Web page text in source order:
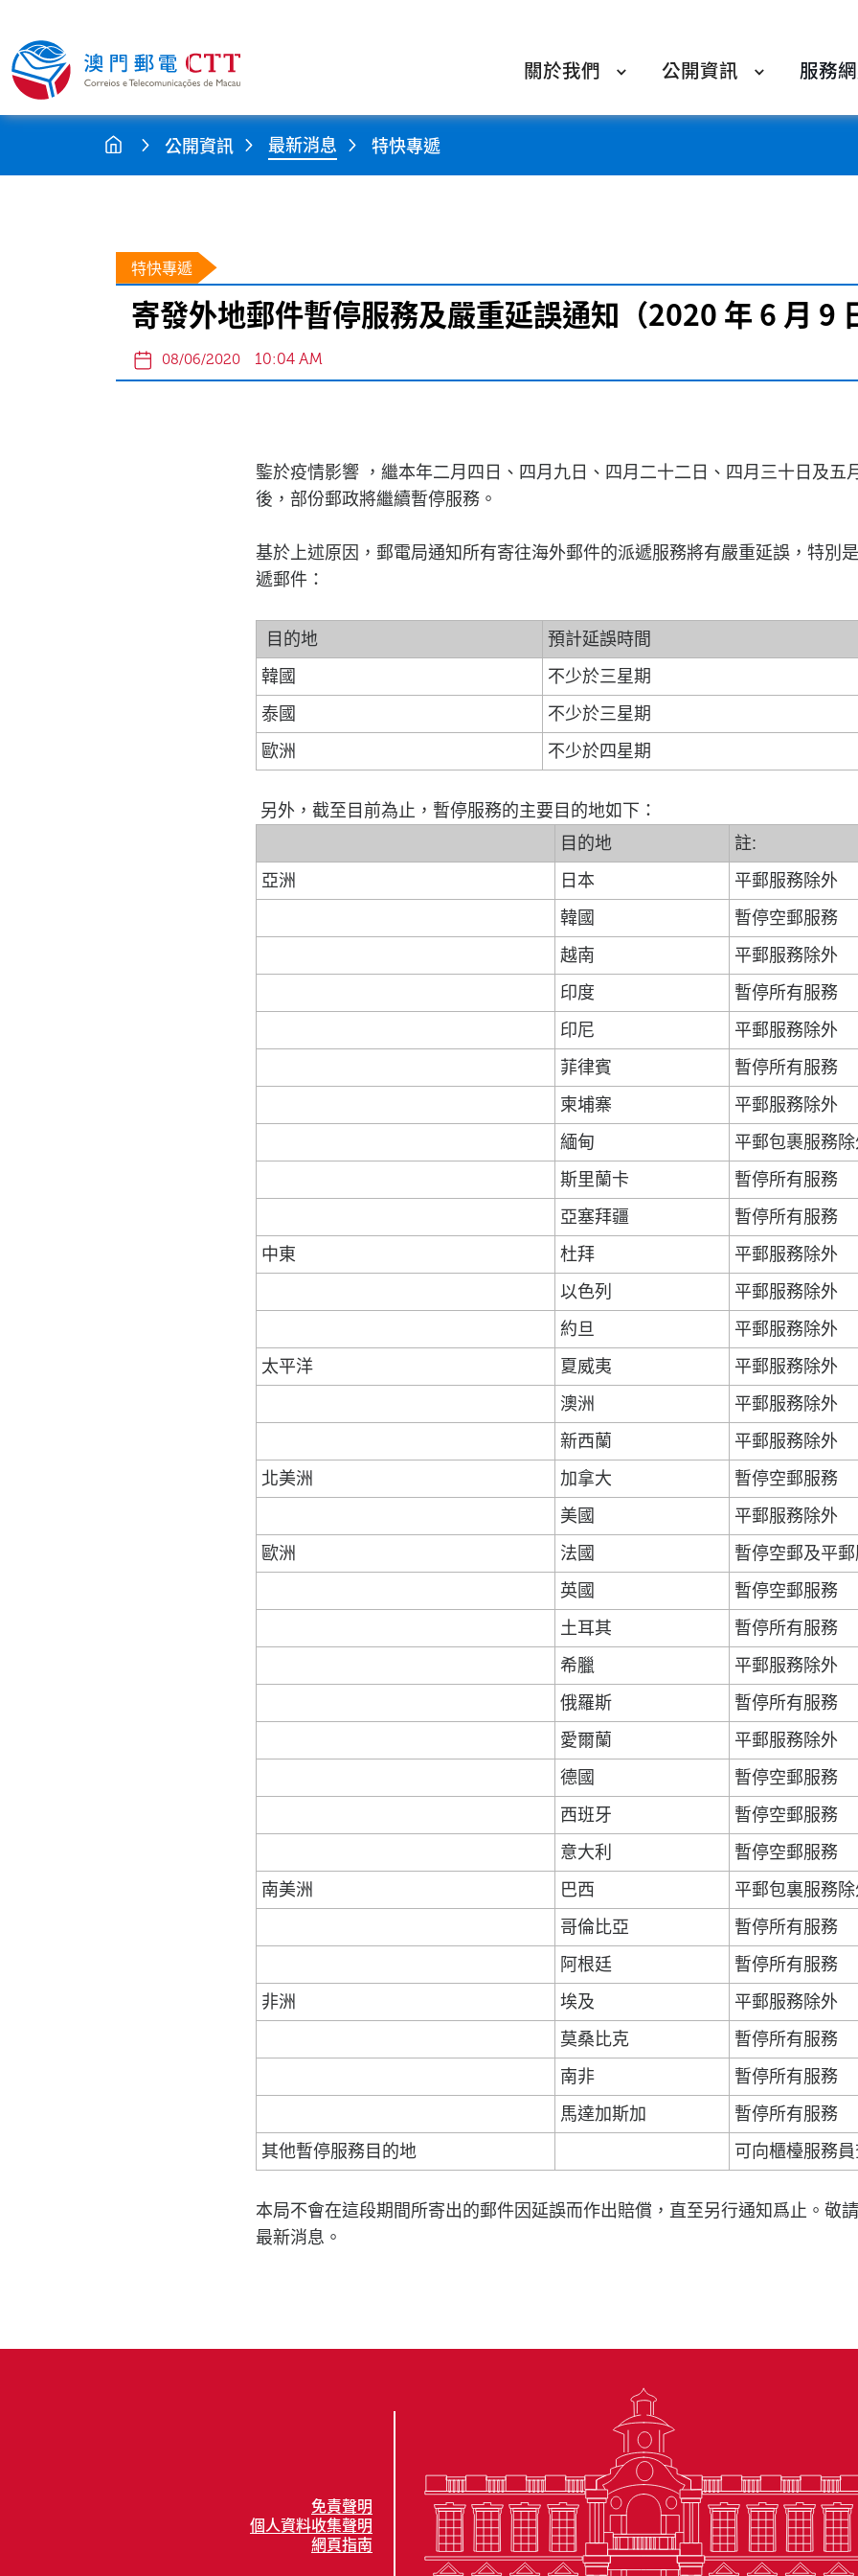
關於我們 公開資訊 服務
公開資訊 最新消息 特快專遞
特快專遞
寄發外地郵件暫停服務及嚴重延誤通知（2020 年 6 月 9
08/06/2020 10:04 AM
鍳於疫情影響 ，繼本年二月四日、四月九日、四月二十二日、四月三十日及五
後，部份郵政將繼續暫停服務。
基於上述原因，郵電局通知所有寄往海外郵件的派遞服務將有嚴重延誤，特別
遞郵件：
目的地
預計延誤時間
韓國
不少於三星期
泰國
不少於三星期
歐洲
不少於四星期
另外，截至目前為止，暫停服務的主要目的地如下：
目的地
註:
亞洲
日本
平郵服務除外
韓國
暫停空郵服務
越南
平郵服務除外
印度
暫停所有服務
印尼
平郵服務除外
菲律賓
暫停所有服務
柬埔寨
平郵服務除外
緬甸
平郵包裹服務
斯里蘭卡
暫停所有服務
亞塞拜疆
暫停所有服務
中東
杜拜
平郵服務除外
以色列
平郵服務除外
約旦
平郵服務除外
太平洋
夏威夷
平郵服務除外
澳洲
平郵服務除外
新西蘭
平郵服務除外
北美洲
加拿大
暫停空郵服務
美國
平郵服務除外
歐洲
法國
暫停空郵及平
英國
暫停空郵服務
土耳其
暫停所有服務
希臘
平郵服務除外
俄羅斯
暫停所有服務
愛爾蘭
平郵服務除外
德國
暫停空郵服務
西班牙
暫停空郵服務
意大利
暫停空郵服務
南美洲
巴西
平郵包裏服務
哥倫比亞
暫停所有服務
阿根廷
暫停所有服務
非洲
埃及
平郵服務除外
莫桑比克
暫停所有服務
南非
暫停所有服務
馬達加斯加
暫停所有服務
其他暫停服務目的地
可向櫃檯服務
本局不會在這段期間所寄出的郵件因延誤而作出賠償，直至另行通知爲止。敬
最新消息。
免責聲明
個人資料收集聲明
網頁指南